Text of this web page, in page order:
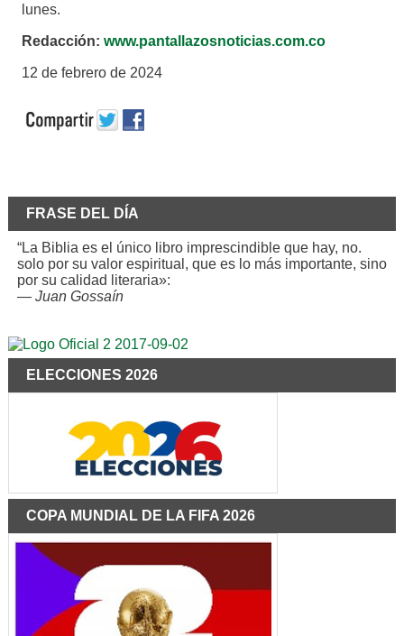
lunes.
Redacción: www.pantallazosnoticias.com.co
12 de febrero de 2024
FRASE DEL DÍA
“La Biblia es el único libro imprescindible que hay, no.
solo por su valor espiritual, que es lo más importante, sino
por su calidad literaria»:
— Juan Gossaín
ELECCIONES 2026
COPA MUNDIAL DE LA FIFA 2026